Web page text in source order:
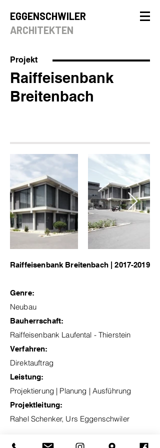
EGGENSCHWILER
ARCHITEKTEN
Projekt
Raiffeisenbank
Breitenbach
Raiffeisenbank Breitenbach |2017-2019
Genre:
Neubau
Bauherrschaft:
Raiffeisenbank Laufental - Thierstein
Verfahren:
Direktauftrag
Leistung:
Projektierung | Planung | Ausführung
Projektleitung:
Rahel Schenker, Urs Eggenschwiler